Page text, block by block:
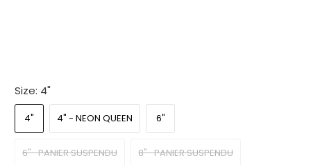
Size: 4"
4" 4" - NEON QUEEN 6"
6"- PANIER SUSPENDU 8"- PANIER SUSPENDU